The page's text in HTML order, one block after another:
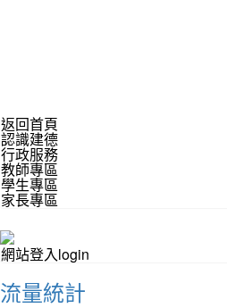
返回首頁
認識建德
行政服務
教師專區
學生專區
家長專區
網站登入login
流量統計